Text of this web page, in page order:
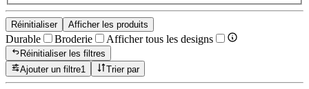
Réinitialiser Afficher les produits
Durable Broderie Afficher tous les designs
Réinitialiser les filtres
Ajouter un filtre1 Trier par